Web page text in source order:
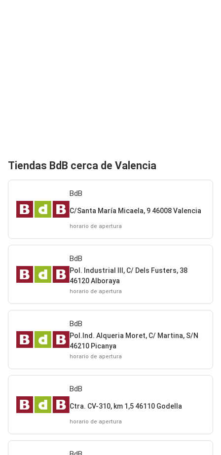
Tiendas BdB cerca de Valencia
BdB
C/Santa María Micaela, 9 46008 Valencia
horario de apertura
BdB
Pol. Industrial III, C/ Dels Fusters, 38
46120 Alboraya
horario de apertura
BdB
Pol.Ind. Alqueria Moret, C/ Martina, S/N
46210 Picanya
horario de apertura
BdB
Ctra. CV-310, km 1,5 46110 Godella
horario de apertura